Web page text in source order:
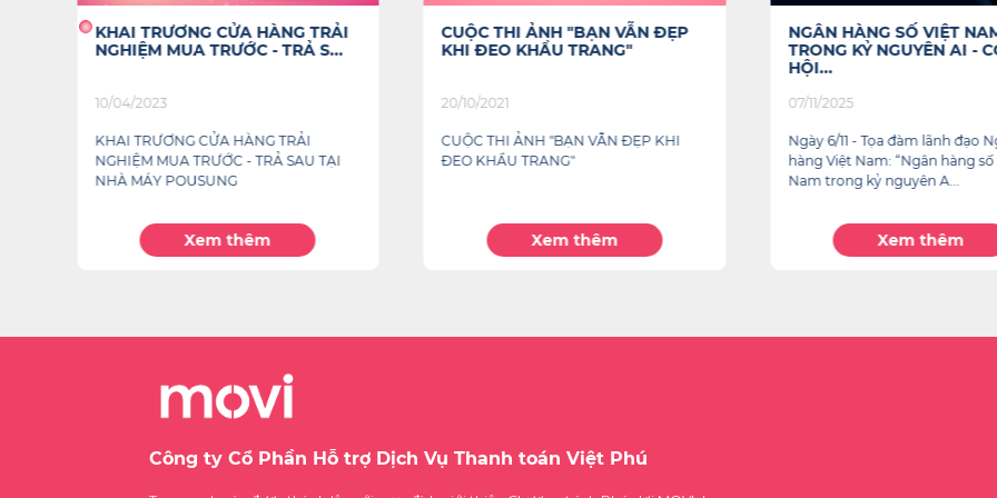
CUỘC THI ẢNH "BẠN VẪN ĐẸP
KHI ĐEO KHẨU TRANG"
20/10/2021
CUỘC THI ẢNH "BẠN VẪN ĐẸP KHI
ĐEO KHẨU TRANG"
Xem thêm
NGÂN HÀNG SỐ VIỆT NAM
TRONG KỶ NGUYÊN AI - CƠ
07/11/2025
Ngày 6/11 - Tọa đàm lãnh đạo Ngân
hàng Việt Nam: “Ngân hàng số Việt
Xem thêm
MOVI TRỞ LẠI – MUA
TRẢ SAU TẠI NHÀ MÁY
29/09/2025
MOVI TRỞ LẠI – MUA TRƯỚC
TẠI NHÀ MÁY CHANG SHIN &
CHEN TRONG THÁNG 09
Xem thêm
Công ty Cổ Phần Hỗ trợ Dịch Vụ Thanh toán Việt Phú